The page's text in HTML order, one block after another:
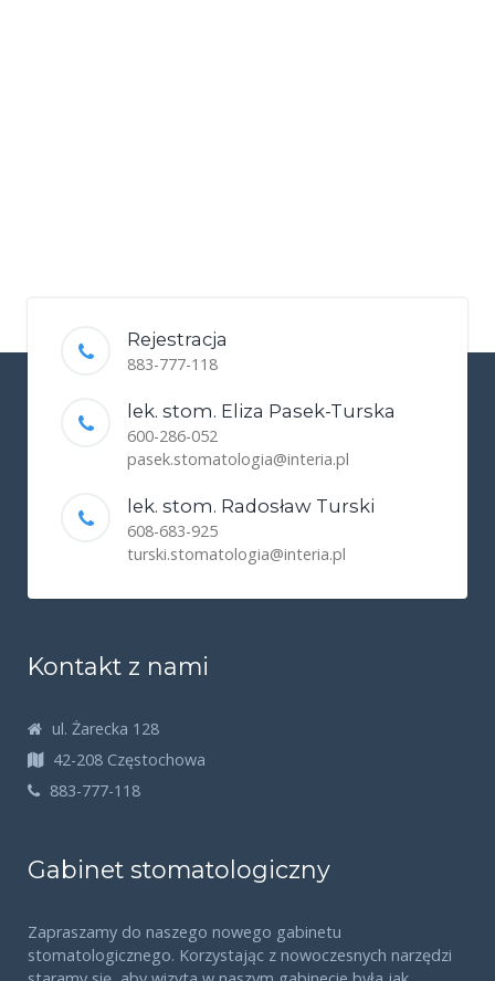
Rejestracja
883-777-118
lek. stom. Eliza Pasek-Turska
600-286-052
pasek.stomatologia@interia.pl
lek. stom. Radosław Turski
608-683-925
turski.stomatologia@interia.pl
Kontakt z nami
ul. Żarecka 128
42-208 Częstochowa
883-777-118
Gabinet stomatologiczny
Zapraszamy do naszego nowego gabinetu
stomatologicznego. Korzystając z nowoczesnych narzędzi